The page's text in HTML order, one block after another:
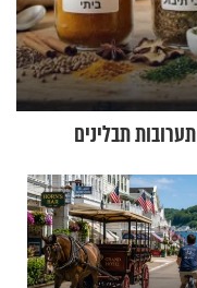
לגזור ולשמור: במקום לקנות - תכינו. 5 תערובות תבלינים